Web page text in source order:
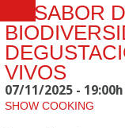
EL SABOR
VIVOS
07/11/2025 -
SHOW COOKING